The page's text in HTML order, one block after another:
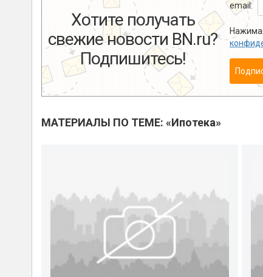
Хотите получать
свежие новости BN.ru?
Подпишитесь!
email:
МАТЕРИАЛЫ ПО ТЕМЕ: «Ипотека»